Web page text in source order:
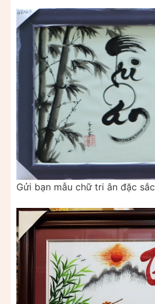
Gửi bạn mẫu chữ tri ân đặc sắc